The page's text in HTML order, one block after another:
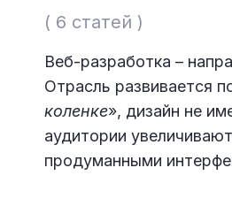
( 6 статей )
Веб-разработка –
Отрасль развивается
коленке», дизайн не
аудитории
продуманными